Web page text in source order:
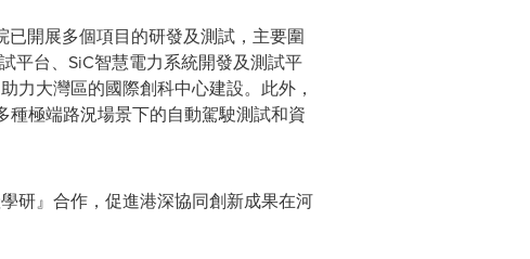
開展多個項目的研發及測試，主要圍
平台、SiC智慧電力系統開發及測試平
力大灣區的國際創科中心建設。此外，
極端路況場景下的自動駕駛測試和資
研』合作，促進港深協同創新成果在河